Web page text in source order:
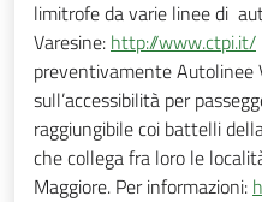
limitrofe da varie linee di
Varesine: http://www.ctpi.it/
preventivamente Autolinee
sull’accessibilità per
raggiungibile coi battelli
che collega fra loro le
Maggiore. Per informazioni: